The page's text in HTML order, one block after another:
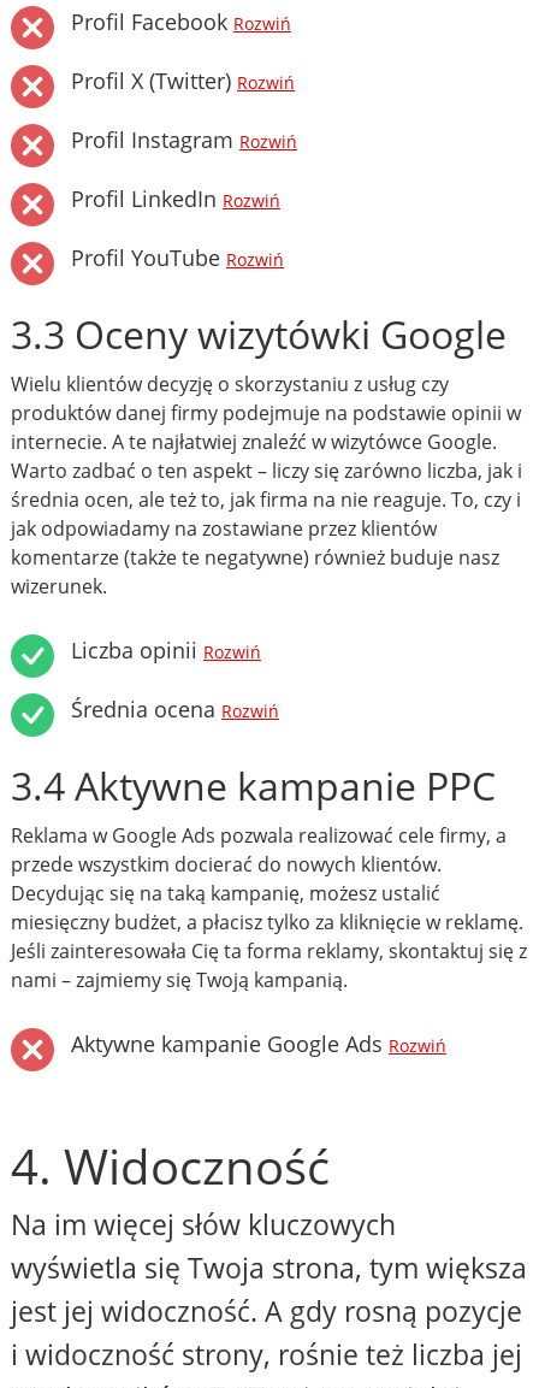
Profil Facebook Rozwiń
Profil X (Twitter) Rozwiń
Profil Instagram Rozwiń
Profil LinkedIn Rozwiń
Profil YouTube Rozwiń
3.3 Oceny wizytówki Google
Wielu klientów decyzję o skorzystaniu z usług czy
produktów danej firmy podejmuje na podstawie opinii w
internecie. A te najłatwiej znaleźć w wizytówce Google.
Warto zadbać o ten aspekt – liczy się zarówno liczba, jak i
średnia ocen, ale też to, jak firma na nie reaguje. To, czy i
jak odpowiadamy na zostawiane przez klientów
komentarze (także te negatywne) również buduje nasz
wizerunek.
Liczba opinii Rozwiń
Średnia ocena Rozwiń
3.4 Aktywne kampanie PPC
Reklama w Google Ads pozwala realizować cele firmy, a
przede wszystkim docierać do nowych klientów.
Decydując się na taką kampanię, możesz ustalić
miesięczny budżet, a płacisz tylko za kliknięcie w reklamę.
Jeśli zainteresowała Cię ta forma reklamy, skontaktuj się z
nami – zajmiemy się Twoją kampanią.
Aktywne kampanie Google Ads Rozwiń
4. Widoczność
Na im więcej słów kluczowych
wyświetla się Twoja strona, tym większa
jest jej widoczność. A gdy rosną pozycje
i widoczność strony, rośnie też liczba jej